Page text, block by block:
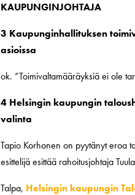
KAUPUNGINJOHTAJA
3 Kaupunginhallituksen
asioissa
ok. ”Toimivaltamääräyksiä ei ole
4 Helsingin kaupungin
valinta
Tapio Korhonen on pyytänyt eroa
esittelijä esittää rahoitusjohtaja
Talpa, Helsingin kaupungin